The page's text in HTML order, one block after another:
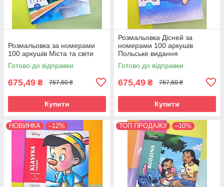
Розмальовка за номерами
100 аркушів Міста та світи
Готово до відправки
675,49 ₴ 767,60 ₴
Купити
Розмальовка Дісней за
номерами 100 аркушів
Польське видання
Готово до відправки
675,49 ₴ 767,60 ₴
Купити
НОВИНКА –12% ТОП ПРОДАЖУ –10%